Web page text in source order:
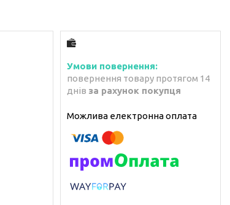
повернення товару протягом 14
днів за рахунок покупця